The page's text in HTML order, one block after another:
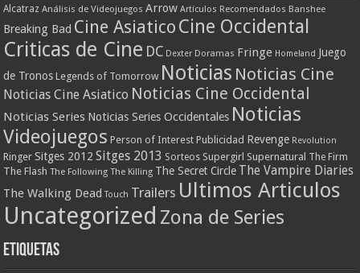
Alcatraz Análisis de Videojuegos Arrow Artículos Recomendados Banshee
Breaking Bad Cine AsiaticoCine Occidental
Criticas de Cine DC Dexter Doramas Fringe Homeland Juego
de Tronos Legends of Tomorrow Noticias Noticias Cine
Noticias Cine Asiatico Noticias Cine Occidental
Noticias Series Noticias Series Occidentales Noticias
Videojuegos Person of Interest Publicidad Revenge Revolution
Ringer Sitges 2012 Sitges 2013 Sorteos Supergirl Supernatural The Firm
The Flash The Following The Killing The Secret Circle The Vampire Diaries
The Walking Dead Touch Trailers Ultimos Articulos
Uncategorized Zona de Series
Etiquetas